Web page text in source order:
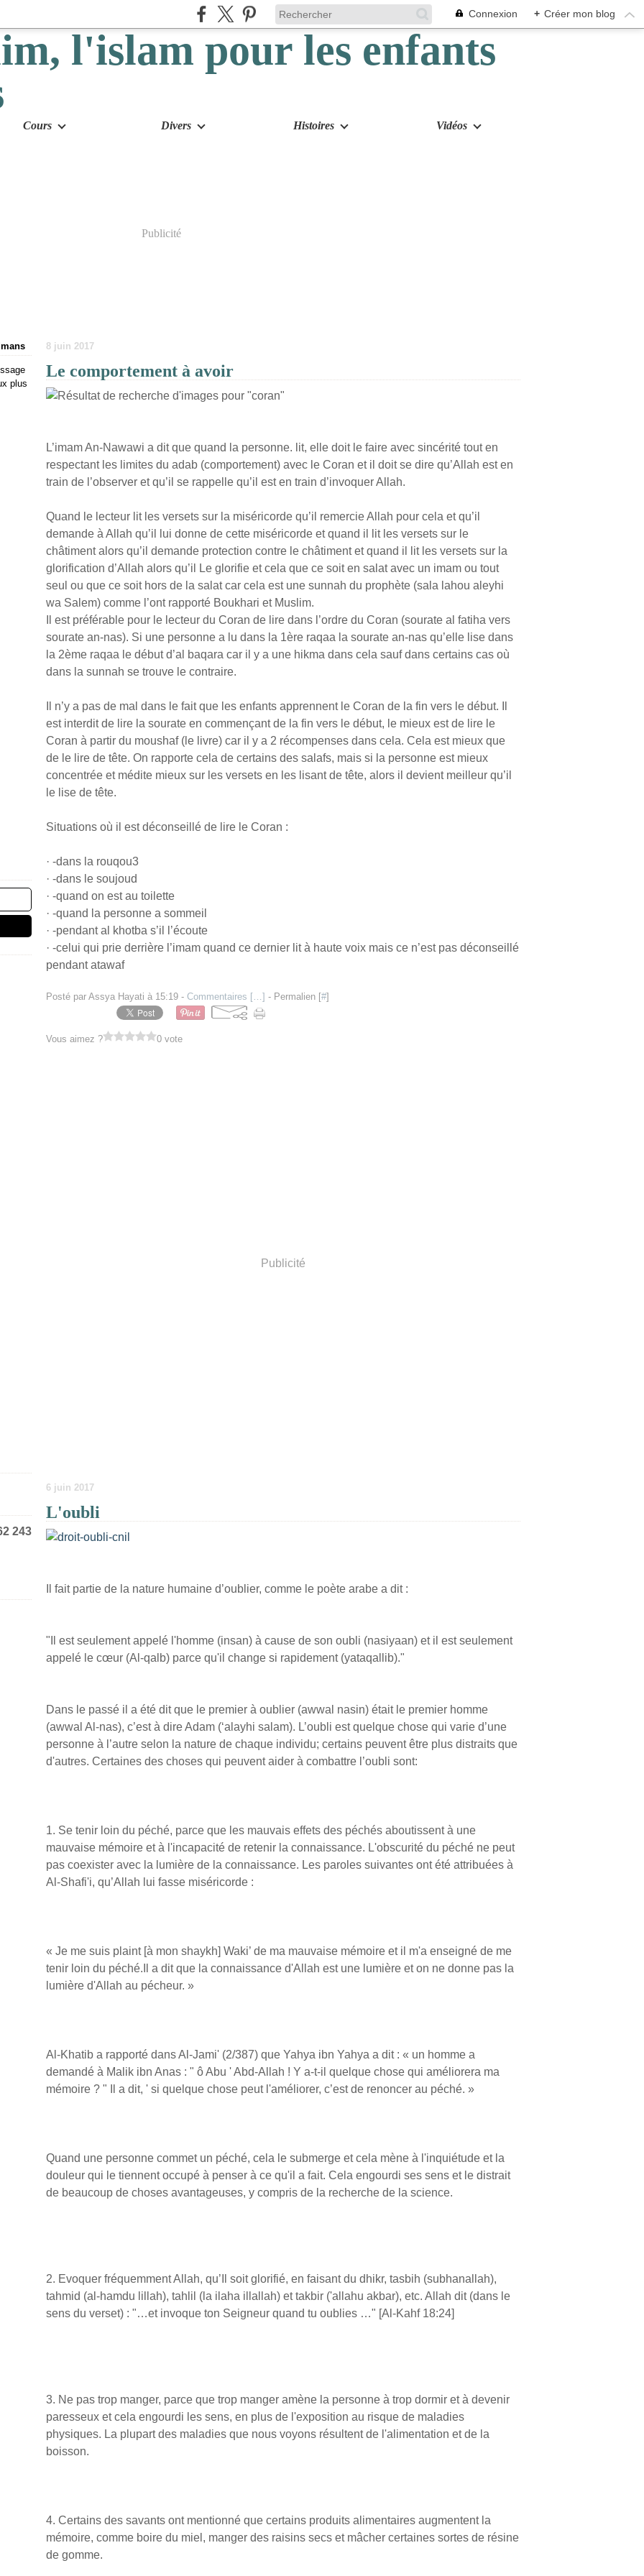
Connexion + Créer mon blog
Cours Divers Histoires Vidéos
Publicité
plus
243
8 juin 2017
Le comportement à avoir
L’imam An-Nawawi a dit que quand la personne. lit, elle doit le faire avec sincérité tout en
respectant les limites du adab (comportement) avec le Coran et il doit se dire qu’Allah est en
train de l’observer et qu’il se rappelle qu’il est en train d’invoquer Allah.
Quand le lecteur lit les versets sur la miséricorde qu’il remercie Allah pour cela et qu’il
demande à Allah qu’il lui donne de cette miséricorde et quand il lit les versets sur le
châtiment alors qu’il demande protection contre le châtiment et quand il lit les versets sur la
glorification d’Allah alors qu’il Le glorifie et cela que ce soit en salat avec un imam ou tout
seul ou que ce soit hors de la salat car cela est une sunnah du prophète (sala lahou aleyhi
wa Salem) comme l’ont rapporté Boukhari et Muslim.
Il est préférable pour le lecteur du Coran de lire dans l’ordre du Coran (sourate al fatiha vers
sourate an-nas). Si une personne a lu dans la 1ère raqaa la sourate an-nas qu’elle lise dans
la 2ème raqaa le début d’al baqara car il y a une hikma dans cela sauf dans certains cas où
dans la sunnah se trouve le contraire.
Il n’y a pas de mal dans le fait que les enfants apprennent le Coran de la fin vers le début. Il
est interdit de lire la sourate en commençant de la fin vers le début, le mieux est de lire le
Coran à partir du moushaf (le livre) car il y a 2 récompenses dans cela. Cela est mieux que
de le lire de tête. On rapporte cela de certains des salafs, mais si la personne est mieux
concentrée et médite mieux sur les versets en les lisant de tête, alors il devient meilleur qu’il
le lise de tête.
Situations où il est déconseillé de lire le Coran :
· -dans la rouqou3
· -dans le soujoud
· -quand on est au toilette
· -quand la personne a sommeil
· -pendant al khotba s’il l’écoute
· -celui qui prie derrière l’imam quand ce dernier lit à haute voix mais ce n’est pas déconseillé
pendant atawaf
Posté par Assya Hayati à 15:19 - Commentaires […] - Permalien [#]
Vous aimez ? 0 vote
Publicité
6 juin 2017
L'oubli
Il fait partie de la nature humaine d’oublier, comme le poète arabe a dit :
"Il est seulement appelé l'homme (insan) à cause de son oubli (nasiyaan) et il est seulement
appelé le cœur (Al-qalb) parce qu'il change si rapidement (yataqallib)."
Dans le passé il a été dit que le premier à oublier (awwal nasin) était le premier homme
(awwal Al-nas), c’est à dire Adam (‘alayhi salam). L’oubli est quelque chose qui varie d’une
personne à l’autre selon la nature de chaque individu; certains peuvent être plus distraits que
d'autres. Certaines des choses qui peuvent aider à combattre l’oubli sont:
1. Se tenir loin du péché, parce que les mauvais effets des péchés aboutissent à une
mauvaise mémoire et à l'incapacité de retenir la connaissance. L'obscurité du péché ne peut
pas coexister avec la lumière de la connaissance. Les paroles suivantes ont été attribuées à
Al-Shafi'i, qu’Allah lui fasse miséricorde :
« Je me suis plaint [à mon shaykh] Waki’ de ma mauvaise mémoire et il m'a enseigné de me
tenir loin du péché.Il a dit que la connaissance d'Allah est une lumière et on ne donne pas la
lumière d'Allah au pécheur. »
Al-Khatib a rapporté dans Al-Jami' (2/387) que Yahya ibn Yahya a dit : « un homme a
demandé à Malik ibn Anas : " ô Abu ' Abd-Allah ! Y a-t-il quelque chose qui améliorera ma
mémoire ? " Il a dit, ' si quelque chose peut l'améliorer, c’est de renoncer au péché. »
Quand une personne commet un péché, cela le submerge et cela mène à l'inquiétude et la
douleur qui le tiennent occupé à penser à ce qu'il a fait. Cela engourdi ses sens et le distrait
de beaucoup de choses avantageuses, y compris de la recherche de la science.
2. Evoquer fréquemment Allah, qu’Il soit glorifié, en faisant du dhikr, tasbih (subhanallah),
tahmid (al-hamdu lillah), tahlil (la ilaha illallah) et takbir ('allahu akbar), etc. Allah dit (dans le
sens du verset) : "…et invoque ton Seigneur quand tu oublies …" [Al-Kahf 18:24]
3. Ne pas trop manger, parce que trop manger amène la personne à trop dormir et à devenir
paresseux et cela engourdi les sens, en plus de l'exposition au risque de maladies
physiques. La plupart des maladies que nous voyons résultent de l'alimentation et de la
boisson.
4. Certains des savants ont mentionné que certains produits alimentaires augmentent la
mémoire, comme boire du miel, manger des raisins secs et mâcher certaines sortes de résine
de gomme.